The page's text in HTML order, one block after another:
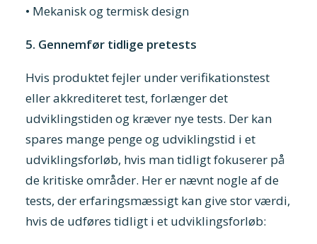
• Mekanisk og termisk design
5. Gennemfør tidlige pretests
Hvis produktet fejler under verifikationstest
eller akkrediteret test, forlænger det
udviklingstiden og kræver nye tests. Der kan
spares mange penge og udviklingstid i et
udviklingsforløb, hvis man tidligt fokuserer på
de kritiske områder. Her er nævnt nogle af de
tests, der erfaringsmæssigt kan give stor værdi,
hvis de udføres tidligt i et udviklingsforløb: